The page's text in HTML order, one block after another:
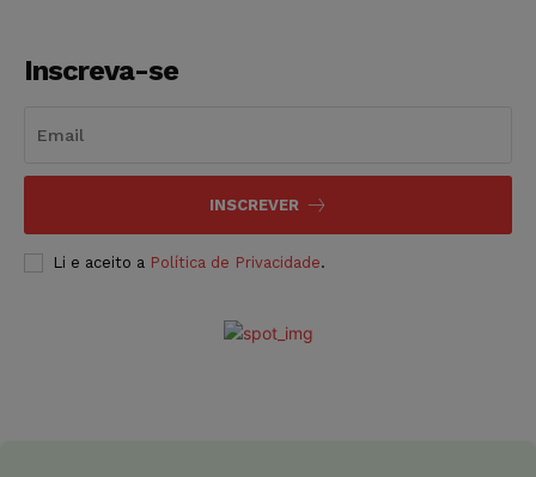
Inscreva-se
INSCREVER
Li e aceito a Política de Privacidade.